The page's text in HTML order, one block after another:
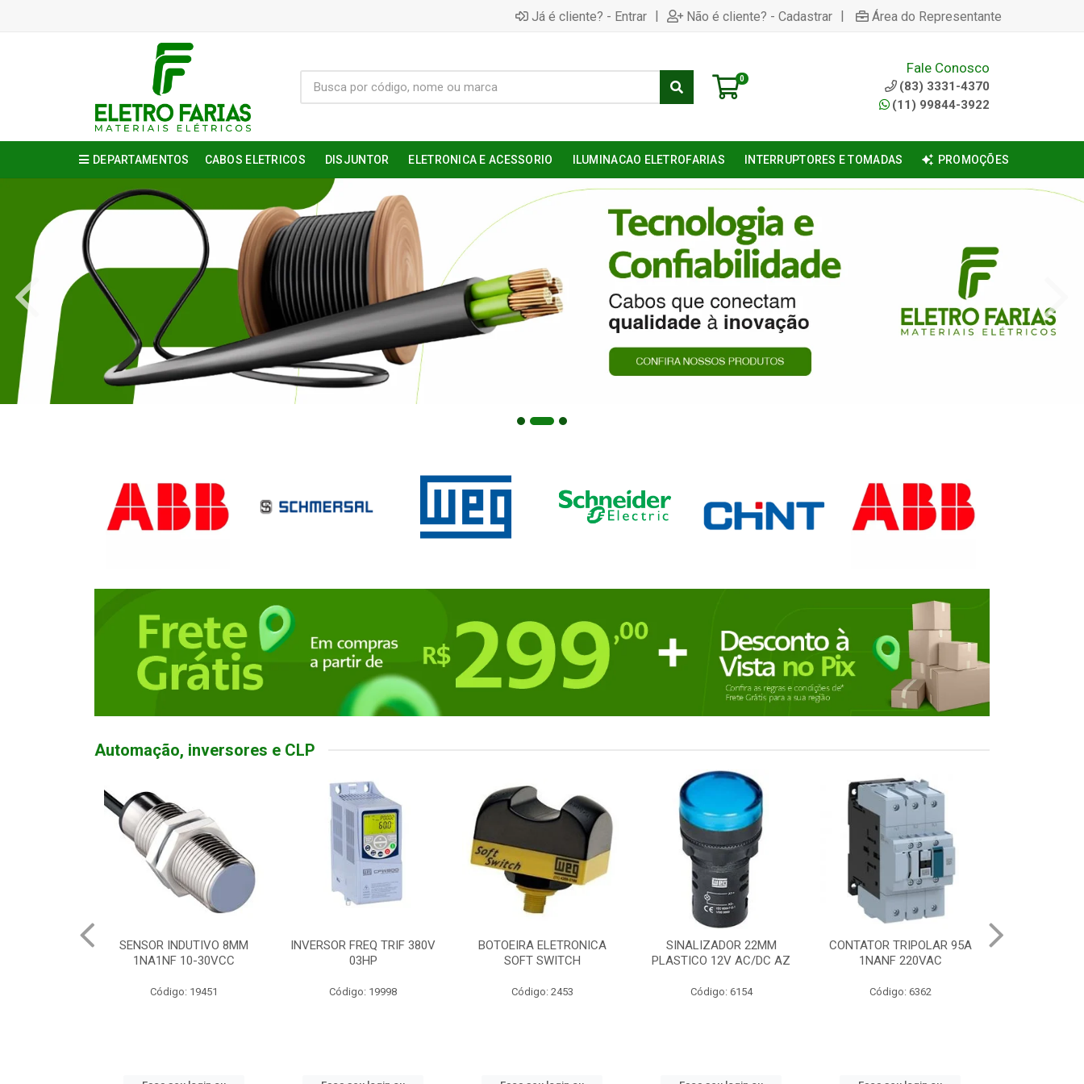
Já é cliente? - Entrar | Não é cliente? - Cadastrar | Área do Representante
0
Fale Conosco
(83) 3331-4370
(11) 99844-3922
DEPARTAMENTOS CABOS ELETRICOS DISJUNTOR ELETRONICA E ACESSORIO ILUMINACAO ELETROFARIAS INTERRUPTORES E TOMADAS PROMOÇÕES
Automação, inversores e CLP
SENSOR INDUTIVO 8MM
1NA1NF 10-30VCC
Código: 19451
INVERSOR FREQ TRIF 380V
03HP
Código: 19998
BOTOEIRA ELETRONICA
SOFT SWITCH
Código: 2453
SINALIZADOR 22MM
PLASTICO 12V AC/DC AZ
Código: 6154
CONTATOR TRIPOLAR 95A
1NANF 220VAC
Código: 6362